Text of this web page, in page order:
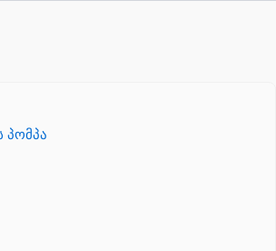
პომპა